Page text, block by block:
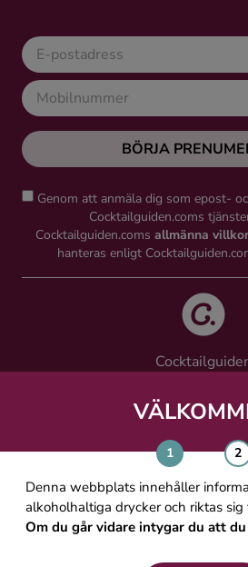
Denna webbplats innehåller
alkoholhaltiga drycker och riktas
Om du går vidare intygar du att
BÖRJA
Genom att anmäla dig som epost-
Cocktailguiden.coms
Cocktailguiden.coms allmänna villkor
hanteras enligt
Västra Järnvägsgatan 21,